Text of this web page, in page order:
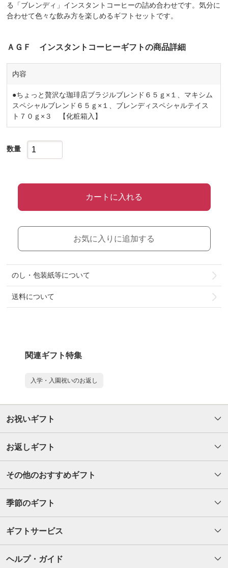
る「ブレンディ」インスタントコーヒーの詰め合わせです。気分に
合わせて色々な飲み方を楽しめるギフトセットです。
ＡＧＦ インスタントコーヒーギフトの商品詳細
内容
●ちょっと贅沢な珈琲店ブラジルブレンド６５ｇ×１、マキシム
スペシャルブレンド６５ｇ×１、ブレンディスペシャルテイス
ト７０ｇ×３ 【化粧箱入】
数量
カートに入れる
お気に入りに追加する
のし・包装紙等について
送料について
関連ギフト特集
入学・入園祝いのお返し
お祝いギフト
お返しギフト
その他のおすすめギフト
季節のギフト
ギフトサービス
ヘルプ・ガイド